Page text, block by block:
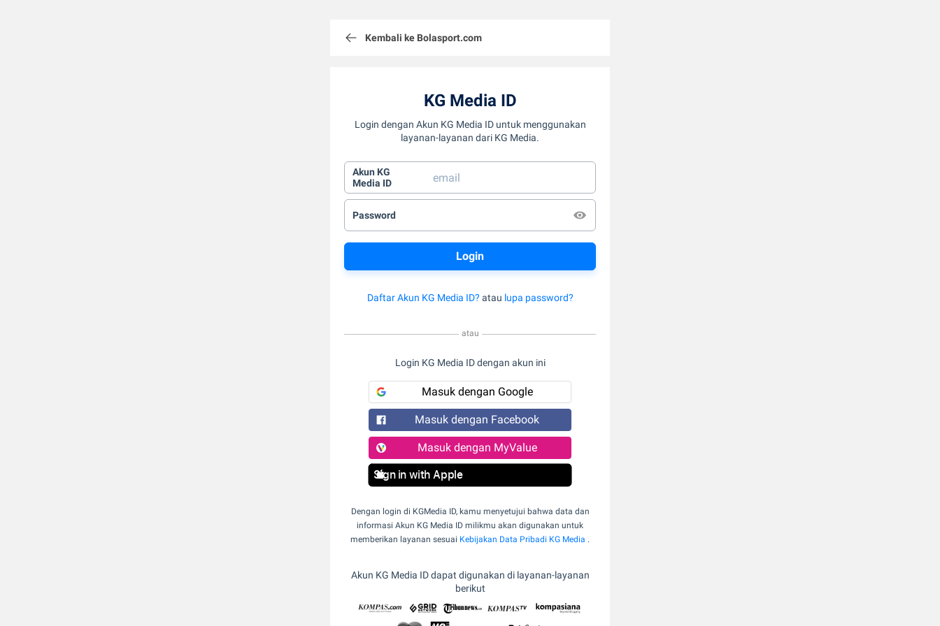
Kembali ke Bolasport.com
KG Media ID
Login dengan Akun KG Media ID untuk menggunakan
layanan-layanan dari KG Media.
Akun KG
Media ID
Password
Daftar Akun KG Media ID? atau lupa password?
atau
Login KG Media ID dengan akun ini
Masuk dengan Google
Masuk dengan Facebook
Masuk dengan MyValue
Sign in with Apple
Dengan login di KGMedia ID, kamu menyetujui bahwa data dan
informasi Akun KG Media ID milikmu akan digunakan untuk
memberikan layanan sesuai Kebijakan Data Pribadi KG Media .
Akun KG Media ID dapat digunakan di layanan-layanan
berikut